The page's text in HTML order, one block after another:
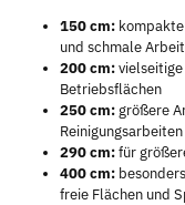
150 cm:
und schmale
200 cm:
Betriebsflächen
250 cm: größere
Reinigungsarbeiten
290 cm:für
400 cm:
freie Flächen und